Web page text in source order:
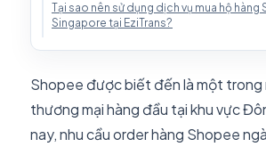
Tại sao nên sử dụng dịch vụ mua hộ hàng
Singapore tại EziTrans?
Shopee được biết đến là một trong
thương mại hàng đầu tại khu vực
nay, nhu cầu order hàng Shopee